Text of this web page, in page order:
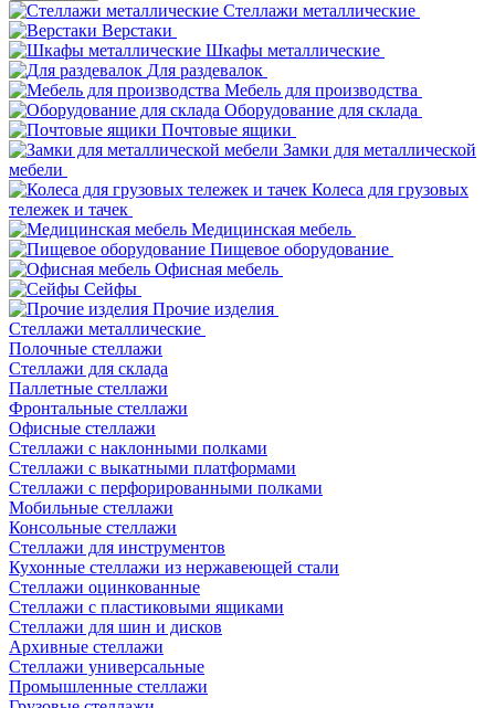
Стеллажи металлические
Верстаки
Шкафы металлические
Для раздевалок
Мебель для производства
Оборудование для склада
Почтовые ящики
Замки для металлической
мебели
Колеса для грузовых
тележек и тачек
Медицинская мебель
Пищевое оборудование
Офисная мебель
Сейфы
Прочие изделия
Стеллажи металлические
Полочные стеллажи
Стеллажи для склада
Паллетные стеллажи
Фронтальные стеллажи
Офисные стеллажи
Стеллажи с наклонными полками
Стеллажи с выкатными платформами
Стеллажи с перфорированными полками
Мобильные стеллажи
Консольные стеллажи
Стеллажи для инструментов
Кухонные стеллажи из нержавеющей стали
Стеллажи оцинкованные
Стеллажи с пластиковыми ящиками
Стеллажи для шин и дисков
Архивные стеллажи
Стеллажи универсальные
Промышленные стеллажи